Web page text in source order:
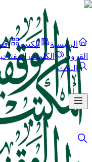
الرئيسية الكتب
القرون
الكلمات
البحث